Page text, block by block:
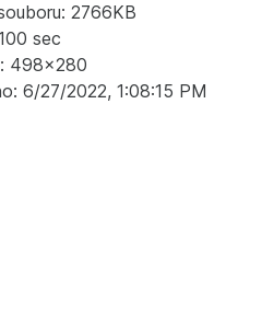
2766KB
sec
498x280
6/27/2022, 1:08:15 PM